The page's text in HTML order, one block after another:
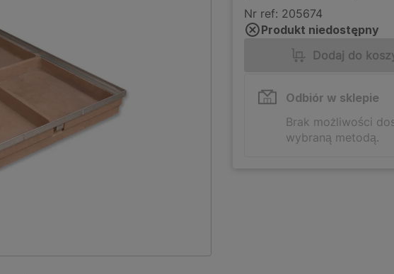
Nr ref: 205674
Produkt niedostępny
Dodaj do
Odbiór w sklepie
Brak możliwości
wybraną metodą.